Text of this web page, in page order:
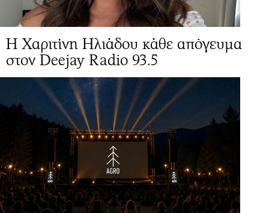
Η Χαριτίνη Ηλιάδου κάθε απόγευμα
στον Deejay Radio 93.5